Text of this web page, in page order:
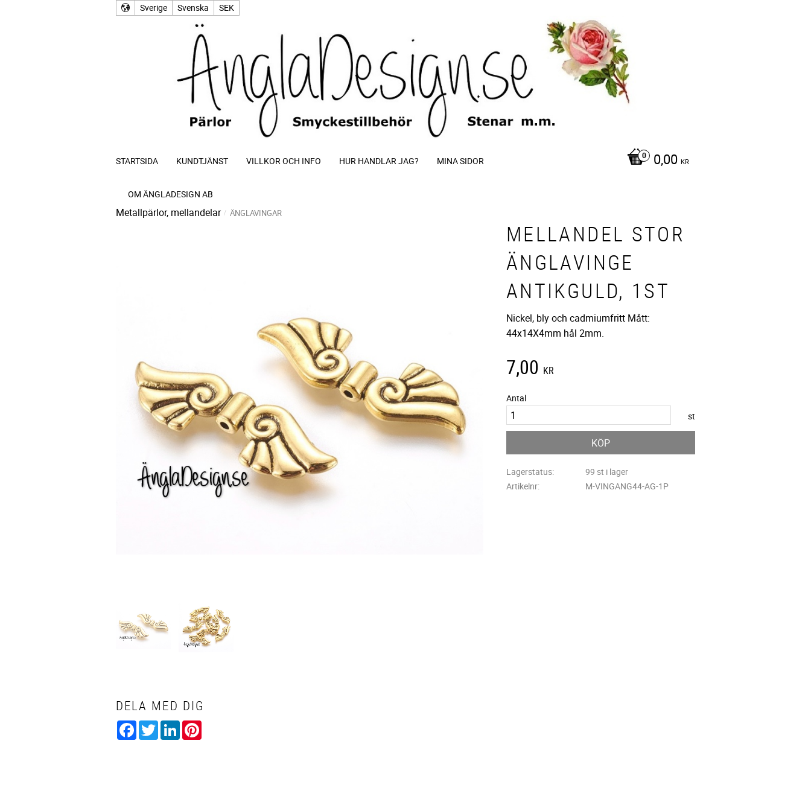
Sverige Svenska SEK
0,00 KR
STARTSIDA KUNDTJÄNST VILLKOR OCH INFO HUR HANDLAR JAG? MINA SIDOR
OM ÄNGLADESIGN AB
Metallpärlor, mellandelar ÄNGLAVINGAR
MELLANDEL STOR
ÄNGLAVINGE
ANTIKGULD, 1ST
Nickel, bly och cadmiumfritt Mått:
44x14X4mm hål 2mm.
7,00 KR
Antal
st
KÖP
Lagerstatus
99 st i lager
Artikelnr
M-VINGANG44-AG-1P
DELA MED DIG
Facebook
TwitterLinkedIn